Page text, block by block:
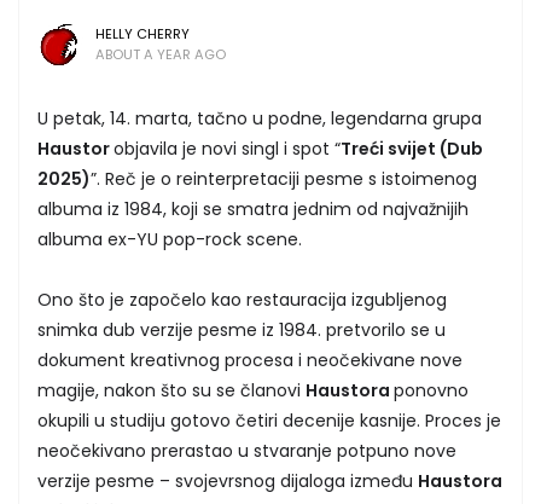
HELLY CHERRY
ABOUT A YEAR AGO
U petak, 14. marta, tačno u podne, legendarna grupa
Haustorobjavila je novi singl i spot “Treći svijet (Dub
2025)”. Reč je o reinterpretaciji pesme s istoimenog
albuma iz 1984, koji se smatra jednim od najvažnijih
albuma ex-YU pop-rock scene.
Ono što je započelo kao restauracija izgubljenog
snimka dub verzije pesme iz 1984. pretvorilo se u
dokument kreativnog procesa i neočekivane nove
magije, nakon što su se članovi Haustora ponovno
okupili u studiju gotovo četiri decenije kasnije. Proces je
neočekivano prerastao u stvaranje potpuno nove
verzije pesme – svojevrsnog dijaloga između Haustora